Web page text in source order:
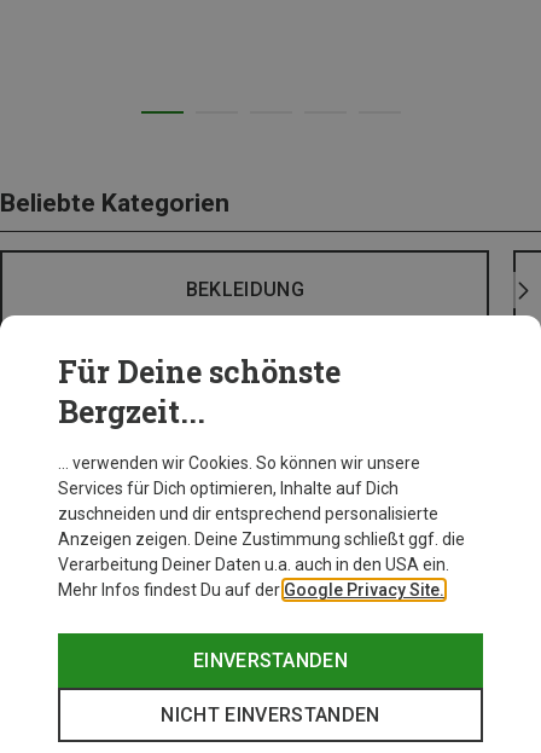
Beliebte Kategorien
BEKLEIDUNG
Für Deine schönste
Bergzeit...
… verwenden wir Cookies. So können wir unsere
Services für Dich optimieren, Inhalte auf Dich
zuschneiden und dir entsprechend personalisierte
Anzeigen zeigen. Deine Zustimmung schließt ggf. die
Verarbeitung Deiner Daten u.a. auch in den USA ein.
Mehr Infos findest Du auf der Google Privacy Site.
EINVERSTANDEN
NICHT EINVERSTANDEN